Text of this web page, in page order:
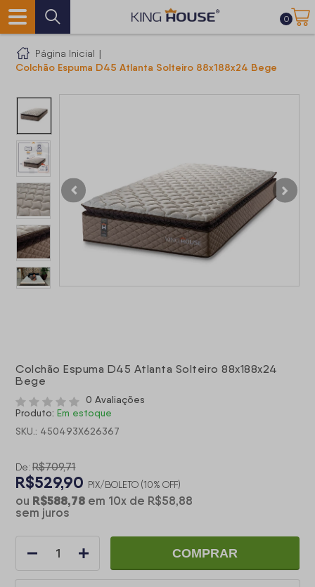
0
Página Inicial |
Colchão Espuma D45 Atlanta Solteiro 88x188x24 Bege
Colchão Espuma D45 Atlanta Solteiro 88x188x24
Bege
0 Avaliações
Produto: Em estoque
SKU.: 450493X626367
De: R$709,71
R$529,90 PIX/BOLETO (10% OFF)
ou R$588,78 em 10x de R$58,88
sem juros
COMPRAR